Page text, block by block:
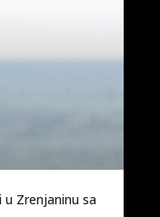
u Zrenjaninu sa